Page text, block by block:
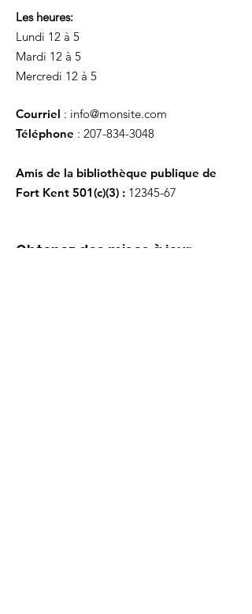
Les heures:
Lundi 12 à 5
Mardi 12 à 5
Mercredi 12 à 5
Courriel : info@monsite.com
Téléphone : 207-834-3048
Amis de la bibliothèque publique de
Fort Kent 501(c)(3) : 12345-67
Obtenez des mises à jour